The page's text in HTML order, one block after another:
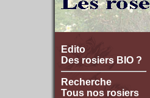
Edito
Des rosiers BIO ?
Recherche
Tous nos rosiers